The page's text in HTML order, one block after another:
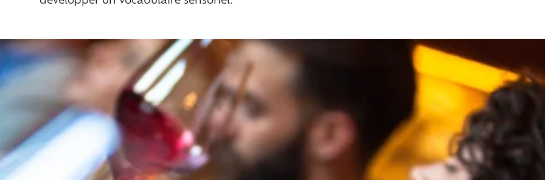
Vignes & culture
engagée
Gammes de vin
lamaison
Les espaces
extérieurs
espaces
intérieurs
Les chambres